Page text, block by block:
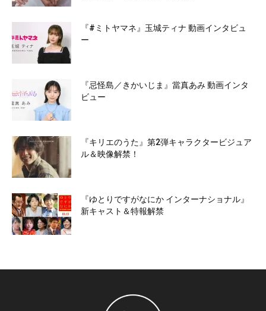
『#ミトヤマネ』玉城ティナ 動画インタビュ
ー
『忌怪島／きかいじま』當真あみ 動画インタ
ビュー
『キリエのうた』第2弾キャラクタービジュア
ル＆映像解禁！
『ゆとりですがなにか インターナショナル』
新キャスト＆特報解禁